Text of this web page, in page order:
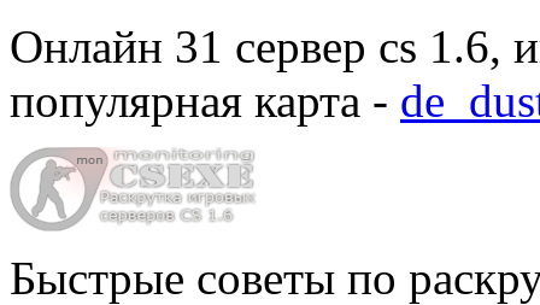
Онлайн 31 сервер cs 1.6,
популярная карта -
Быстрые советы по